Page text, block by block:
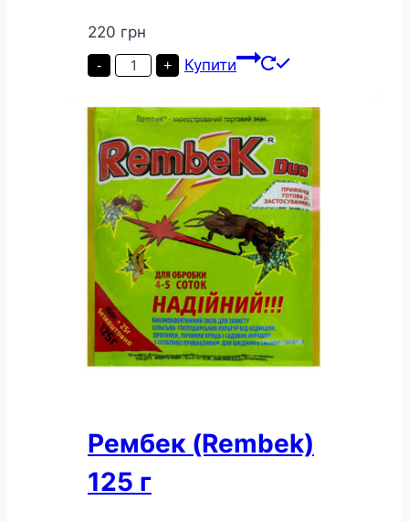
220 грн
-
Молюскоцид
УліЦид
г
еко
кількість
+ Купити
Рембек (Rembek)
125 г